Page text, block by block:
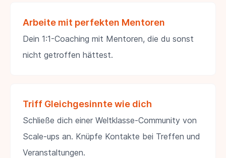
Arbeite mit perfekten Mentoren
Dein 1:1-Coaching mit Mentoren, die du sonst
nicht getroffen hättest.
Triff Gleichgesinnte wie dich
Schließe dich einer Weltklasse-Community von
Scale-ups an. Knüpfe Kontakte bei Treffen und
Veranstaltungen.